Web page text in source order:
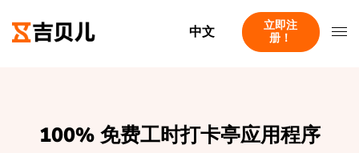
中文
立即注
册！
100% 免费工时打卡亭应用程序